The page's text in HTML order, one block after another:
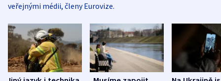
veřejnými médii, členy Eurovize.